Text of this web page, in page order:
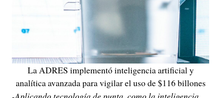
La ADRES implementó inteligencia artificial y
analítica avanzada para vigilar el uso de $116 billones